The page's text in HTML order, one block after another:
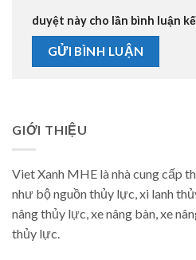
duyệt này cho lần bình luận
GIỚI THIỆU
Viet Xanh MHE là nhà cung cấp
như bộ nguồn thủy lực, xi lanh
nâng thủy lực, xe nâng bàn, xe
thủy lực.